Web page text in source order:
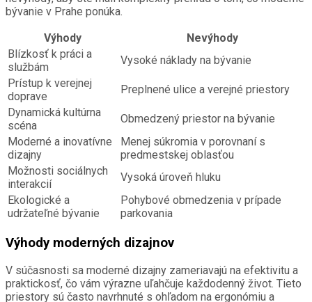
bývanie v Prahe ponúka.
Výhody
Nevýhody
Blízkosť k práci a
službám
Vysoké náklady na bývanie
Prístup k verejnej
doprave
Preplnené ulice a verejné priestory
Dynamická kultúrna
scéna
Obmedzený priestor na bývanie
Moderné a inovatívne
dizajny
Menej súkromia v porovnaní s
predmestskej oblasťou
Možnosti sociálnych
interakcií
Vysoká úroveň hluku
Ekologické a
udržateľné bývanie
Pohybové obmedzenia v prípade
parkovania
Výhody moderných dizajnov
V súčasnosti sa moderné dizajny zameriavajú na efektivitu a
praktickosť, čo vám výrazne uľahčuje každodenný život. Tieto
priestory sú často navrhnuté s ohľadom na ergonómiu a